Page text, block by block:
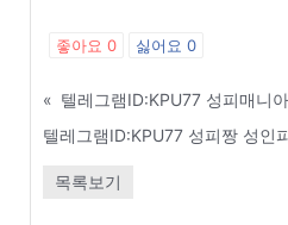
좋아요 0 싫어요 0
«
목록보기